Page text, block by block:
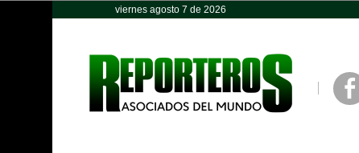
viernes agosto 7 de 2026
Opinión Política